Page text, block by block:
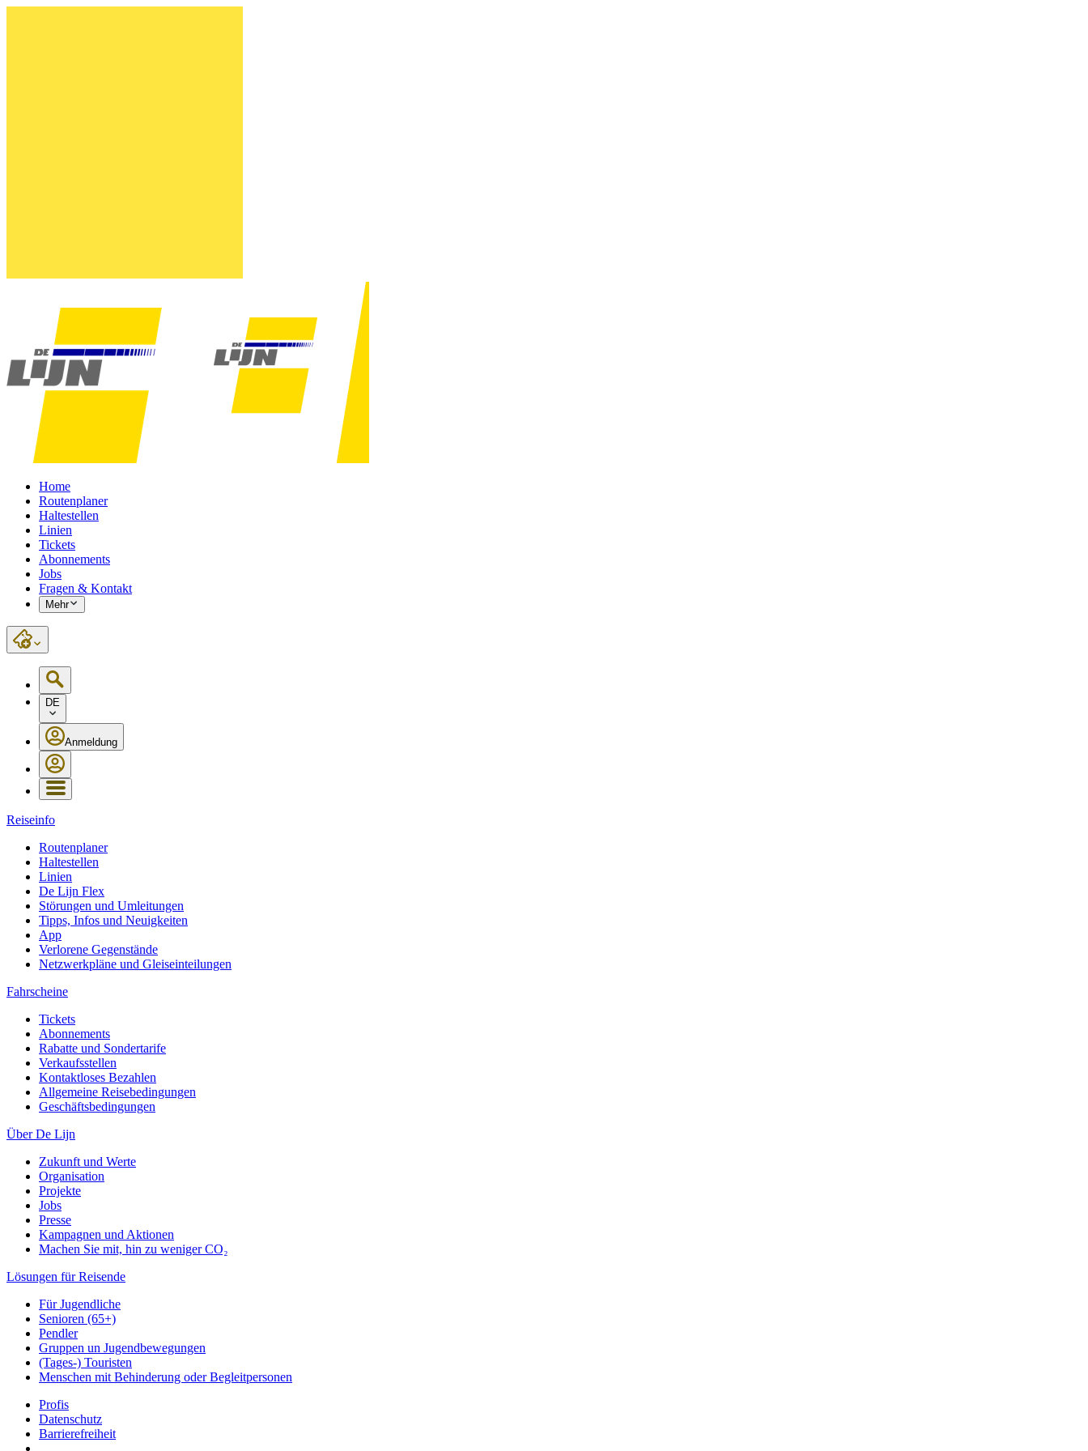
Home
Routenplaner
Haltestellen
Linien
Tickets
Abonnements
Jobs
Fragen & Kontakt
Mehr
DE
Anmeldung
Reiseinfo
Routenplaner
Haltestellen
Linien
De Lijn Flex
Störungen und Umleitungen
Tipps, Infos und Neuigkeiten
App
Verlorene Gegenstände
Netzwerkpläne und Gleiseinteilungen
Fahrscheine
Tickets
Abonnements
Rabatte und Sondertarife
Verkaufsstellen
Kontaktloses Bezahlen
Allgemeine Reisebedingungen
Geschäftsbedingungen
Über De Lijn
Zukunft und Werte
Organisation
Projekte
Jobs
Presse
Kampagnen und Aktionen
Machen Sie mit, hin zu weniger CO₂
Lösungen für Reisende
Für Jugendliche
Senioren (65+)
Pendler
Gruppen un Jugendbewegungen
(Tages-) Touristen
Menschen mit Behinderung oder Begleitpersonen
Profis
Datenschutz
Barrierefreiheit